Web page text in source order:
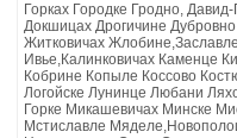
Горках Городке Гродно,
Докшицах Дрогичине
Житковичах
Ивье,Калинковичах Каменце
Кобрине Копыле Коссово
Логойске Лунинце Любани
Горке Микашевичах Минске
Мстиславле